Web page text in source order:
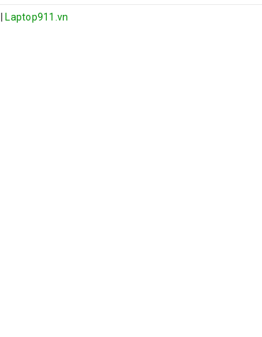
|Laptop911.vn